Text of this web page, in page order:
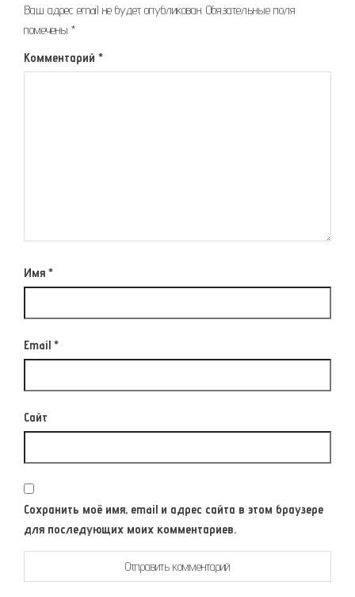
Ваш адрес email не будет опубликован. Обязательные поля
помечены *
Комментарий *
Имя *
Email *
Сайт
Сохранить моё имя, email и адрес сайта в этом браузере
для последующих моих комментариев.